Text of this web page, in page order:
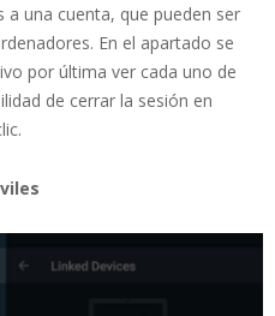
una cuenta, que pueden ser
En el apartado se
por última ver cada uno de
de cerrar la sesión en